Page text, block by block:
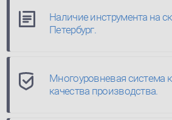
Наличие инструмента на
Петербург.
Многоуровневая система
качества производства.